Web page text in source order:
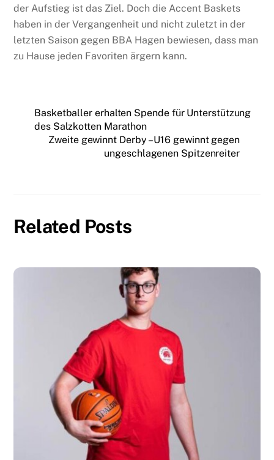
der Aufstieg ist das Ziel. Doch die Accent Baskets
haben in der Vergangenheit und nicht zuletzt in der
letzten Saison gegen BBA Hagen bewiesen, dass man
zu Hause jeden Favoriten ärgern kann.
Basketballer erhalten Spende für Unterstützung
des Salzkotten Marathon
Zweite gewinnt Derby – U16 gewinnt gegen
ungeschlagenen Spitzenreiter
Related Posts